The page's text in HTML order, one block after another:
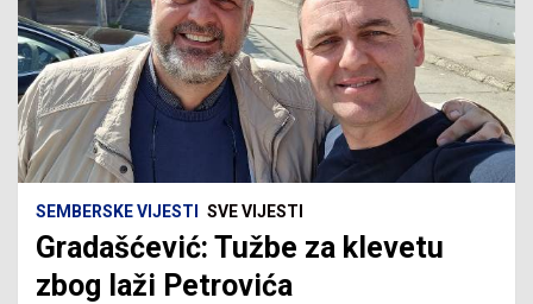
SEMBERSKE VIJESTI SVE VIJESTI
Gradašćević: Tužbe za klevetu
zbog laži Petrovića